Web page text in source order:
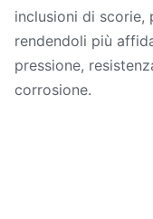
inclusioni di scorie,
rendendoli più
pressione,
corrosione.